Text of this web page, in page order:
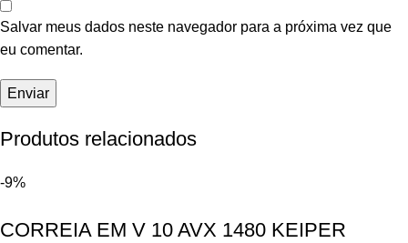
Salvar meus dados neste navegador para a próxima vez que
eu comentar.
Produtos relacionados
-9%
CORREIA EM V 10 AVX 1480 KEIPER